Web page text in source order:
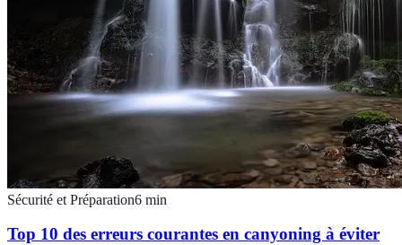
Sécurité et Préparation6 min
Top 10 des erreurs courantes en canyoning à éviter